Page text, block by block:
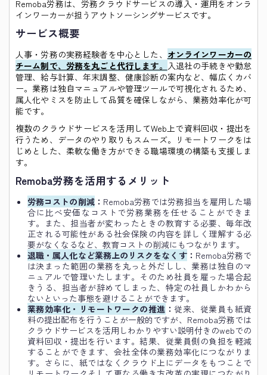
Remoba労務は、労務クラウドサービスの導入・運用をオンラ
インワーカーが担うアウトソーシングサービスです。
サービス概要
人事・労務の実務経験者を中心とした、 オンラインワーカーの
チーム制で、労務を丸ごと代行します。 入退社の手続きや勤怠
管理、給与計算、年末調整、健康診断の案内など、幅広くカバ
ー。業務は独自マニュアルや管理ツールで可視化されるため、
属人化やミスを防止して品質を確保しながら、業務効率化が可
能です。
複数のクラウドサービスを活用してWeb上で資料回収・提出を
行うため、データのやり取りもスムーズ。リモートワークをは
じめとした、柔軟な働き方ができる職場環境の構築も支援しま
す。
Remoba労務を活用するメリット
労務コストの削減： Remoba労務では労務担当を雇用した場
合に比べ安価なコストで労務業務を任せることができま
す。また、担当者が変わったときの教育する必要、毎年改
正される可能性がある社会保険の内容を詳しく理解する必
要がなくなるなど、教育コストの削減にもつながります。
退職・属人化など業務上のリスクをなくす： Remoba労務で
は決まった範囲の業務を丸っと外だしし、業務は独自のマ
ニュアルで管理いたします。そのため社員を雇った場合起
きうる、担当者が辞めてしまった、特定の社員しかわから
ないといった事態を避けることができます。
業務効率化・リモートワークの推進 ：従来、従業員も紙資
料の提出配布を行うことが一般的ですが、Remoba労務では
クラウドサービスを活用しわかりやすい説明付きのwebでの
資料回収・提出を行います。結果、従業員側の負担を軽減
することができます、会社全体の業務効率化につながりま
す。さらに、紙ではなくクラウド上にデータをもつことで